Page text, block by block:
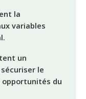
la
variables
un
le
du